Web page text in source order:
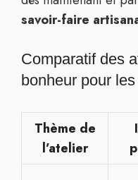
savoir-faire
Comparatif des
bonheur pour
Thème de
l’atelier